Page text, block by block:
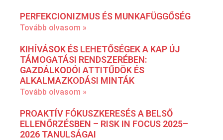
PERFEKCIONIZMUS ÉS MUNKAFÜGGŐSÉG
Tovább olvasom »
KIHÍVÁSOK ÉS LEHETŐSÉGEK A KAP ÚJ
TÁMOGATÁSI RENDSZERÉBEN:
GAZDÁLKODÓI ATTITŰDÖK ÉS
ALKALMAZKODÁSI MINTÁK
Tovább olvasom »
PROAKTÍV FÓKUSZKERESÉS A BELSŐ
ELLENŐRZÉSBEN – RISK IN FOCUS 2025–
2026 TANULSÁGAI